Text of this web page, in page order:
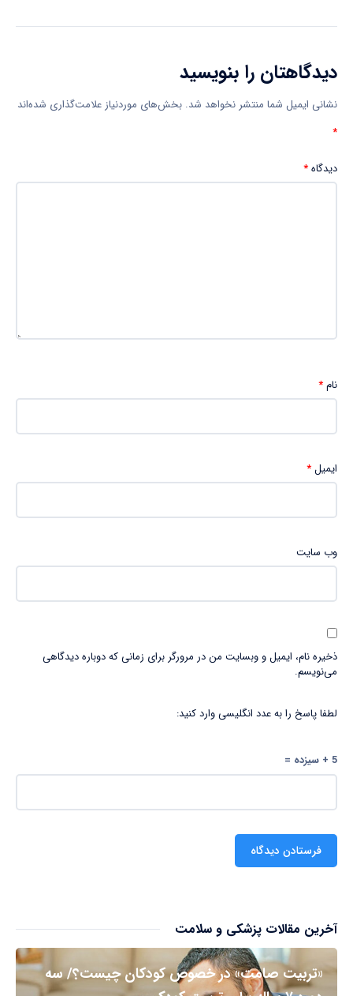
دیدگاهتان را بنویسید
نشانی ایمیل شما منتشر نخواهد شد. بخش‌های موردنیاز علامت‌گذاری شده‌اند
*
دیدگاه*
نام*
ایمیل*
وب‌ سایت
ذخیره نام، ایمیل و وبسایت من در مرورگر برای زمانی که دوباره دیدگاهی
می‌نویسم.
لطفا پاسخ را به عدد انگلیسی وارد کنید:
5 + سیزده =
آخرین مقالات پزشکی و سلامت
«تربیت صامت» در خصوص کودکان چیست؟/ سه